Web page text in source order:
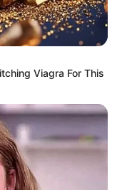
Viagra For This